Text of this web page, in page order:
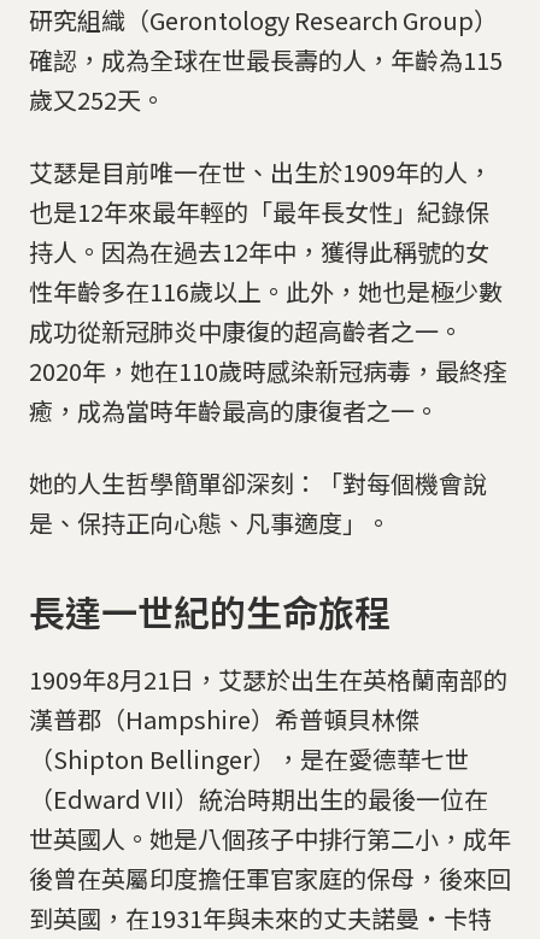
研究組織（Gerontology Research Group）
確認，成為全球在世最長壽的人，年齡為115
歲又252天。
艾瑟是目前唯一在世、出生於1909年的人，
也是12年來最年輕的「最年長女性」紀錄保
持人。因為在過去12年中，獲得此稱號的女
性年齡多在116歲以上。此外，她也是極少數
成功從新冠肺炎中康復的超高齡者之一。
2020年，她在110歲時感染新冠病毒，最終痊
癒，成為當時年齡最高的康復者之一。
她的人生哲學簡單卻深刻：「對每個機會說
是、保持正向心態、凡事適度」。
長達一世紀的生命旅程
1909年8月21日，艾瑟於出生在英格蘭南部的
漢普郡（Hampshire）希普頓貝林傑
（Shipton Bellinger），是在愛德華七世
（Edward VII）統治時期出生的最後一位在
世英國人。她是八個孩子中排行第二小，成年
後曾在英屬印度擔任軍官家庭的保母，後來回
到英國，在1931年與未來的丈夫諾曼‧卡特